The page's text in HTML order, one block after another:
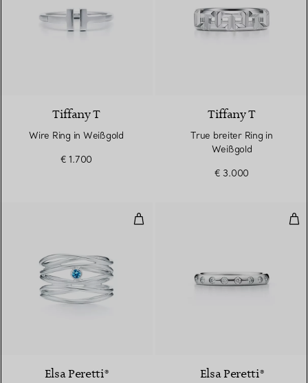
Tiffany T
Wire Ring in Weißgold
€ 1.700
Tiffany T
True breiter Ring in
Weißgold
€ 3.000
Wave fünfreihiger Ring
Elsa Peretti® Elsa Peretti®